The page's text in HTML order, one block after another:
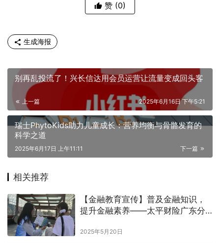
赞 (0)
生成海报
别再乱投流了！兴长信达用会员运营让流量变成回头客
上一篇 2025年6月16日 下午5:21
瑞士PhytoKids助力儿童成长：营养均衡与骨骼发育的
科学之道
下一篇
2025年6月17日 上午11:11
相关推荐
【金融教育宣传】普及金融知识，
提升金融素养——太平财险广东分
2025年5月20日